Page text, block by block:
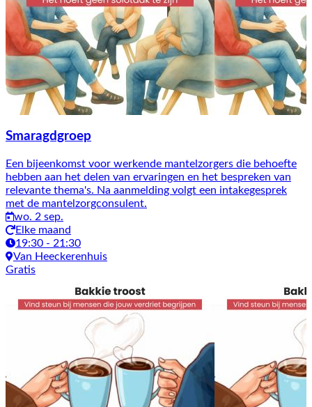
Smaragdgroep
Een bijeenkomst voor werkende mantelzorgers die behoefte
hebben aan het delen van ervaringen en het bespreken van
relevante thema's. Na aanmelding volgt een intakegesprek
met de mantelzorgconsulent.
wo. 2 sep.
Elke maand
19:30 - 21:30
Van Heeckerenhuis
Gratis